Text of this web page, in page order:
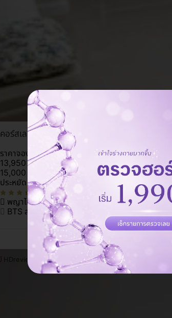
คอร์สเลเซอร์ Dual Yellow และมาส์กหน้าปรับสภา
ราคาจองกับ HDmall
13,950 บาท
15,000 บาท
ประหยัด 3%
(19)
พญาไท
BTS สนามเป้า
มี HDreview